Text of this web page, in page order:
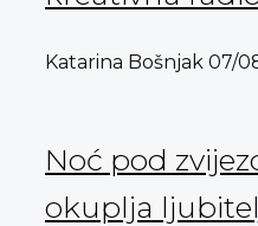
Katarina Bošnjak 07/
Noć pod
okuplja